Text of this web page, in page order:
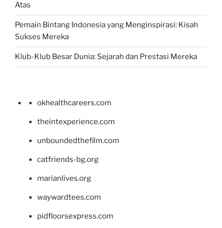
Atas
Pemain Bintang Indonesia yang Menginspirasi: Kisah
Sukses Mereka
Klub-Klub Besar Dunia: Sejarah dan Prestasi Mereka
okhealthcareers.com
theintexperience.com
unboundedthefilm.com
catfriends-bg.org
marianlives.org
waywardtees.com
pidfloorsexpress.com